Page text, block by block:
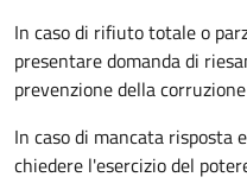
In caso di rifiuto totale o
presentare domanda di
prevenzione della
In caso di mancata risposta
chiedere l'esercizio del